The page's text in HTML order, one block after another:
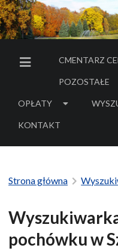
MENU BOCZNE
CMENTARZ
POZOSTAŁE
OPŁATY
KONTAKT
Strona główna
pochówku w